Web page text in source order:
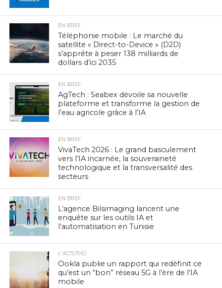
EN BREF
Téléphonie mobile : Le marché du
satellite « Direct-to-Device » (D2D)
s’apprête à peser 138 milliards de
dollars d’ici 2035
EN BREF
AgTech : Seabex dévoile sa nouvelle
plateforme et transforme la gestion de
l’eau agricole grâce à l’IA
EN BREF
VivaTech 2026 : Le grand basculement
vers l’IA incarnée, la souveraineté
technologique et la transversalité des
secteurs
EN BREF
L’agence Bilsimaging lancent une
enquête sur les outils IA et
l’automatisation en Tunisie
L'ACTUTHD
Ookla publie un rapport qui redéfinit ce
qu’est un “bon” réseau 5G à l’ère de l’IA
mobile